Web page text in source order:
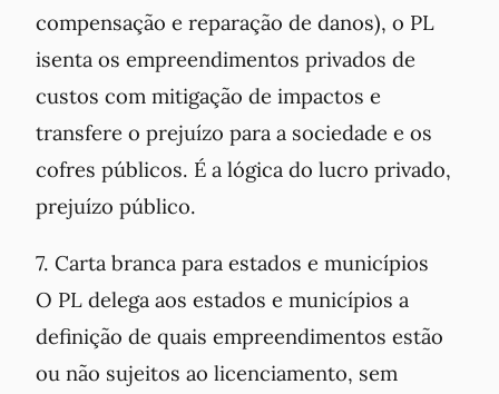
compensação e reparação de danos), o PL
isenta os empreendimentos privados de
custos com mitigação de impactos e
transfere o prejuízo para a sociedade e os
cofres públicos. É a lógica do lucro privado,
prejuízo público.
7. Carta branca para estados e municípios
O PL delega aos estados e municípios a
definição de quais empreendimentos estão
ou não sujeitos ao licenciamento, sem